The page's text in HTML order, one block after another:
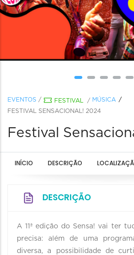
EVENTOS / FESTIVAL / MÚSICA
FESTIVAL SENSACIONAL! 2024
Festival
INÍCIO DESCRIÇÃO
DESCRIÇÃO
A 11ª edição do Sensa! vai ter
precisa: além de uma
diversa, a possibilidade de